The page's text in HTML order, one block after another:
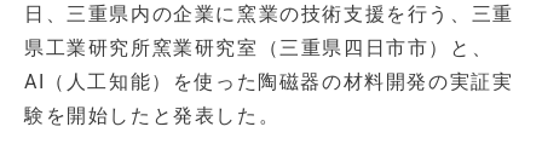
日、三重県内の企業に窯業の技術支援を行う、三重
県工業研究所窯業研究室（三重県四日市市）と、
AI（人工知能）を使った陶磁器の材料開発の実証実
験を開始したと発表した。